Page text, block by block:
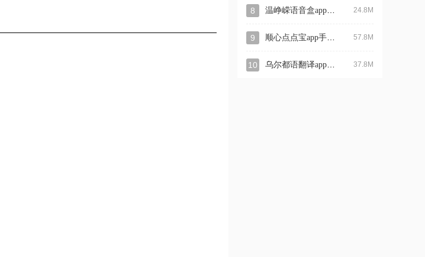
8 24.8M
9 57.8M
10 37.8M